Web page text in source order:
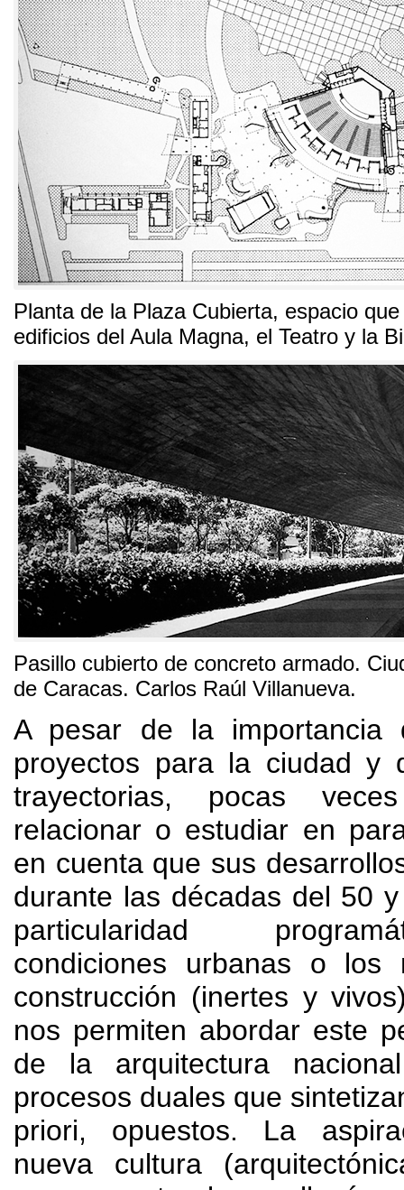
Planta de la Plaza Cubierta, espacio
edificios del Aula Magna, el Teatro y la
Pasillo cubierto de concreto armado.
de Caracas. Carlos Raúl Villanueva.
A pesar de la importancia
proyectos para la ciudad y
trayectorias, pocas
relacionar o estudiar en
en cuenta que sus
durante las décadas del 50
particularidad
condiciones urbanas o los
construcción (inertes y vivos
nos permiten abordar este
de la arquitectura
procesos duales que
priori, opuestos. La
nueva cultura (